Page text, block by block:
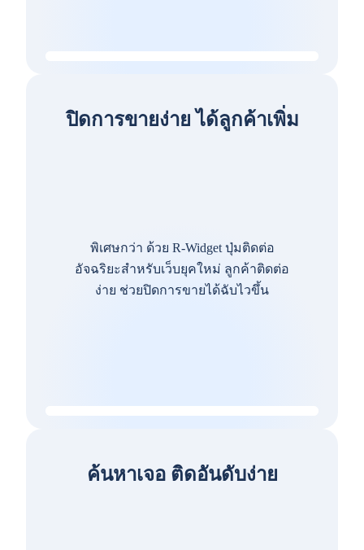
ปิดการขายง่าย ได้ลูกค้าเพิ่ม
พิเศษกว่า ด้วย R-Widget ปุ่มติดต่อ
อัจฉริยะสำหรับเว็บยุคใหม่ ลูกค้าติดต่อ
ง่าย ช่วยปิดการขายได้ฉับไวขึ้น
ค้นหาเจอ ติดอันดับง่าย